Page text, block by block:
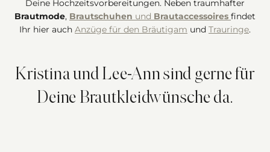
Deine Hochzeitsvorbereitungen. Neben traumhafter
Brautmode, Brautschuhen und Brautaccessoires findet
Ihr hier auch Anzüge für den Bräutigam und Trauringe.
Kristina und Lee-Ann sind gerne für
Deine Brautkleidwünsche da.